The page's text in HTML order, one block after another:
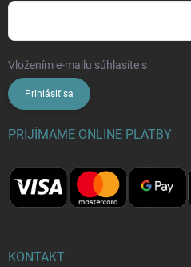
Vložením e-mailu súhlasíte s
Prihlásiť sa
PRIJÍMAME ONLINE PLATBY
KONTAKT